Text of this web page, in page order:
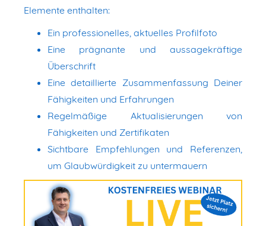
Elemente enthalten:
Ein professionelles, aktuelles Profilfoto
Eine prägnante und aussagekräftige
Überschrift
Eine detaillierte Zusammenfassung Deiner
Fähigkeiten und Erfahrungen
Regelmäßige Aktualisierungen von
Fähigkeiten und Zertifikaten
Sichtbare Empfehlungen und Referenzen,
um Glaubwürdigkeit zu untermauern